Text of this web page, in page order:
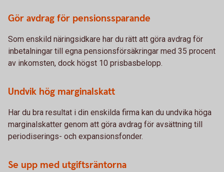
Gör avdrag för pensionssparande
Som enskild näringsidkare har du rätt att göra avdrag för
inbetalningar till egna pensionsförsäkringar med 35 procent
av inkomsten, dock högst 10 prisbasbelopp.
Undvik hög marginalskatt
Har du bra resultat i din enskilda firma kan du undvika höga
marginalskatter genom att göra avdrag för avsättning till
periodiserings- och expansionsfonder.
Se upp med utgiftsräntorna